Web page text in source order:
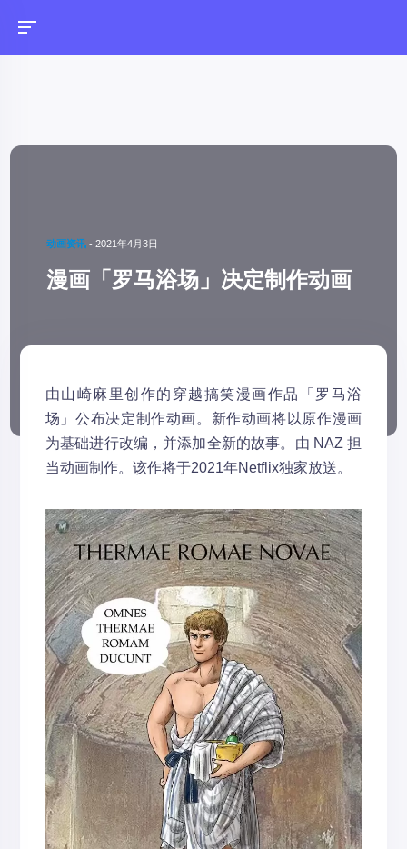
动画资讯 -2021年4月3日
漫画「罗马浴场」决定制作动画
由山崎麻里创作的穿越搞笑漫画作品「罗马浴
场」公布决定制作动画。新作动画将以原作漫画
为基础进行改编，并添加全新的故事。由 NAZ 担
当动画制作。该作将于2021年Netflix独家放送。